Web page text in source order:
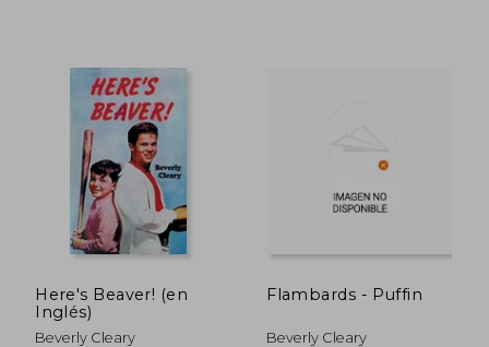
10,20 €
Here's Beaver! (en
Inglés)
Beverly Cleary
Flambards - Puffin
Beverly Cleary